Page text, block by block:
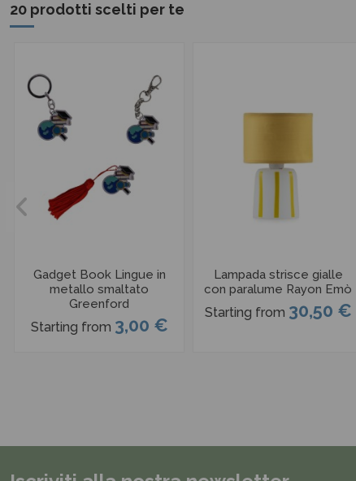
20 prodotti scelti per te
Gadget Book Lingue in
metallo smaltato
Greenford
Starting from 3,00 €
Lampada strisce gialle
con paralume Rayon Emò
Starting from 30,50 €